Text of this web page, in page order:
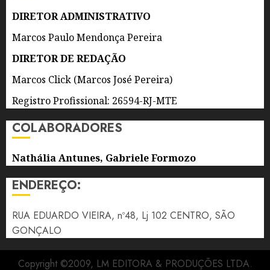
ATRAÇÕES
6 DE
DE 2026
DIRETOR ADMINISTRATIVO
Marcos Paulo Mendonça Pereira
DIRETOR DE REDAÇÃO
Marcos Click (Marcos José Pereira)
Registro Profissional: 26594-RJ-MTE
COLABORADORES
Nathália Antunes, Gabriele Formozo
ENDEREÇO:
RUA EDUARDO VIEIRA, nº48, Lj 102 CENTRO, SÃO
GONÇALO
Copyright ©2009, LM EDITORA & PRODUÇÕES LTDA.